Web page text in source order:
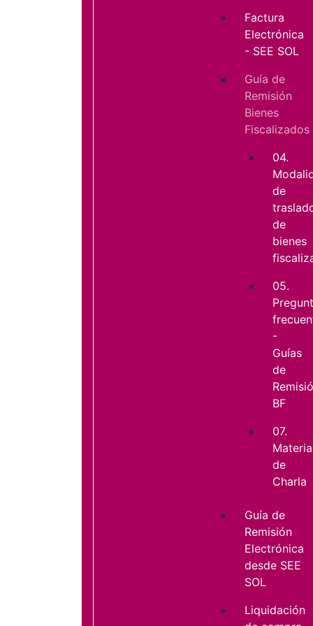
Factura
Electrónica
- SEE SOL
Guía de
Remisión
Bienes
Fiscalizados
04.
de
de
bienes
05.
-
Guías
de
BF
07.
de
Charla
Guía de
Remisión
Electrónica
desde SEE
SOL
Liquidación